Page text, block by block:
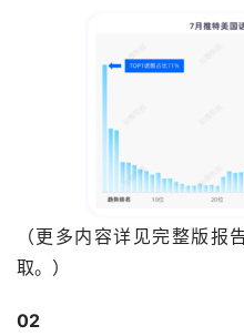
（更多内容详见完整版报
取。）
02